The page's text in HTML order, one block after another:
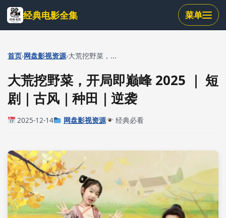
跳
到
主
内
经典电影全集 菜单
首页›网盘影视资源›大荒挖野菜，...
大荒挖野菜，开局即巅峰 2025 ｜ 短
剧｜古风｜种田｜逆袭
2025-12-14 网盘影视资源 经典必看